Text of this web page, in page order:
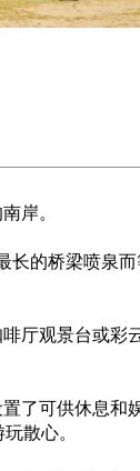
岸。
的桥梁喷泉
厅观景台或彩
了可供休息和
散心。